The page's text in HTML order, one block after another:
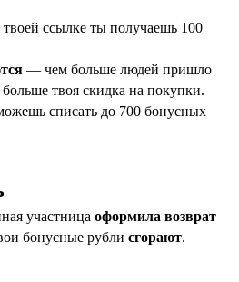
ссылке ты получаешь 100
— чем больше людей пришло
твоя скидка на покупки.
списать до 700 бонусных
участница оформила возврат
бонусные рубли сгорают.